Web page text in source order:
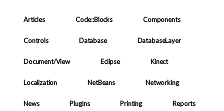
Articles Code::Blocks Components
Controls Database DatabaseLayer
Document/View Eclipse Kinect
Localization NetBeans Networking
News Plugins Printing Reports